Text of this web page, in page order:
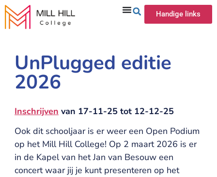
Handige links
UnPlugged editie
2026
Inschrijven van 17-11-25 tot 12-12-25
Ook dit schooljaar is er weer een Open Podium
op het Mill Hill College! Op 2 maart 2026 is er
in de Kapel van het Jan van Besouw een
concert waar jij je kunt presenteren op het